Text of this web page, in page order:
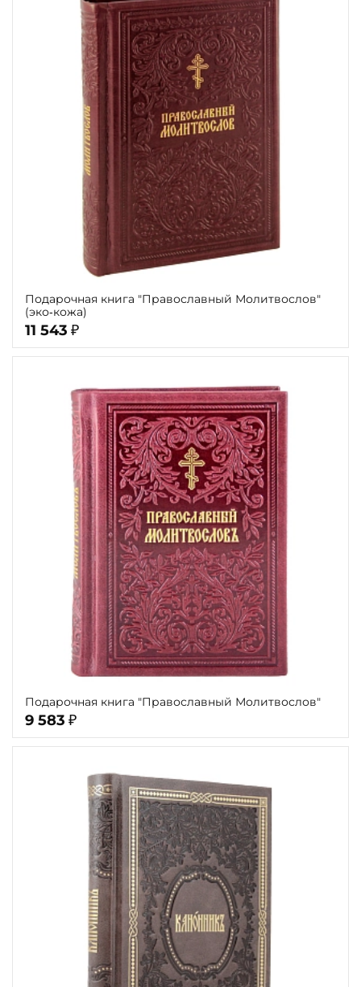
Подарочная книга "Православный Молитвослов"
(эко‑кожа)
11 543 ₽
Подарочная книга "Православный Молитвослов"
9 583 ₽